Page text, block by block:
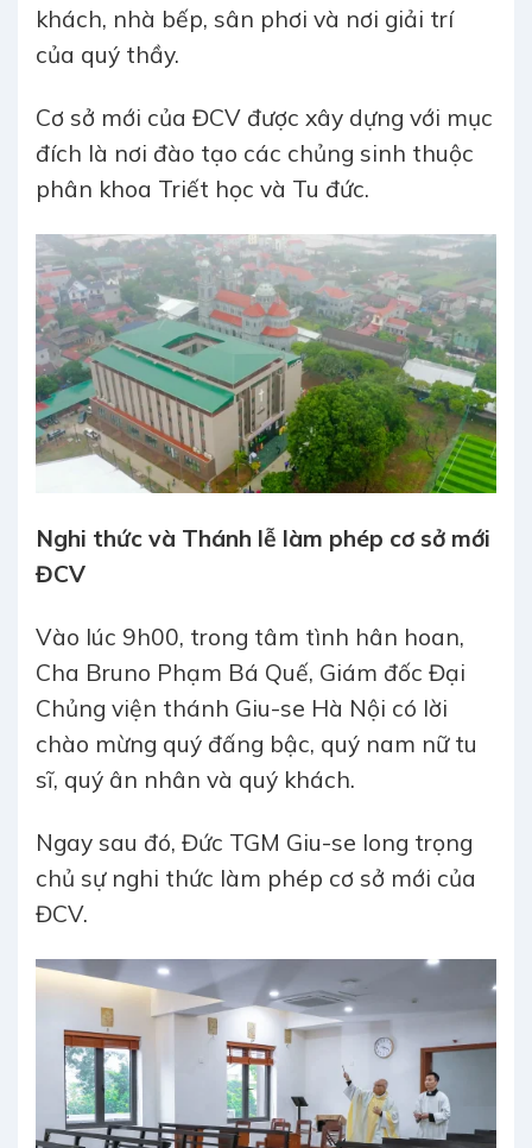
khách, nhà bếp, sân phơi và nơi giải trí
của quý thầy.
Cơ sở mới của ĐCV được xây dựng với mục
đích là nơi đào tạo các chủng sinh thuộc
phân khoa Triết học và Tu đức.
Nghi thức và Thánh lễ làm phép cơ sở mới
ĐCV
Vào lúc 9h00, trong tâm tình hân hoan,
Cha Bruno Phạm Bá Quế, Giám đốc Đại
Chủng viện thánh Giu-se Hà Nội có lời
chào mừng quý đấng bậc, quý nam nữ tu
sĩ, quý ân nhân và quý khách.
Ngay sau đó, Đức TGM Giu-se long trọng
chủ sự nghi thức làm phép cơ sở mới của
ĐCV.